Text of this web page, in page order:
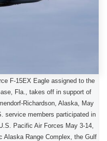
F-15EX Eagle assigned to the
Fla., takes off in support of
Richardson, Alaska, May
service members participated in
Pacific Air Forces May 3-14,
Alaska Range Complex, the Gulf